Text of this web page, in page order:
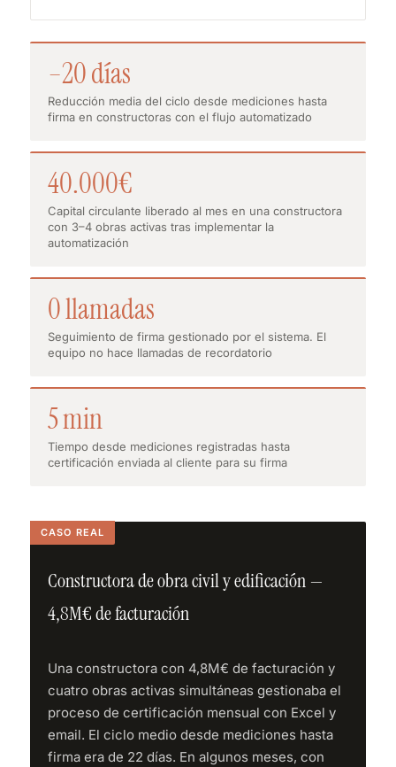
–20 días
Reducción media del ciclo desde mediciones hasta
firma en constructoras con el flujo automatizado
40.000€
Capital circulante liberado al mes en una constructora
con 3–4 obras activas tras implementar la
automatización
0 llamadas
Seguimiento de firma gestionado por el sistema. El
equipo no hace llamadas de recordatorio
5 min
Tiempo desde mediciones registradas hasta
certificación enviada al cliente para su firma
Constructora de obra civil y edificación —
4,8M€ de facturación
Una constructora con 4,8M€ de facturación y
cuatro obras activas simultáneas gestionaba el
proceso de certificación mensual con Excel y
email. El ciclo medio desde mediciones hasta
firma era de 22 días. En algunos meses, con